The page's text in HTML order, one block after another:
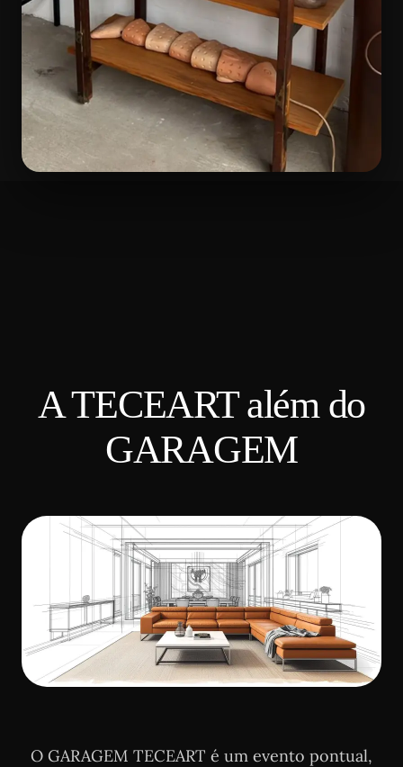
A TECEART além do
GARAGEM
O GARAGEM TECEART é um evento pontual,